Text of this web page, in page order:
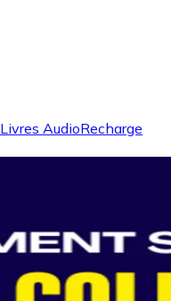
Livres AudioRecharge